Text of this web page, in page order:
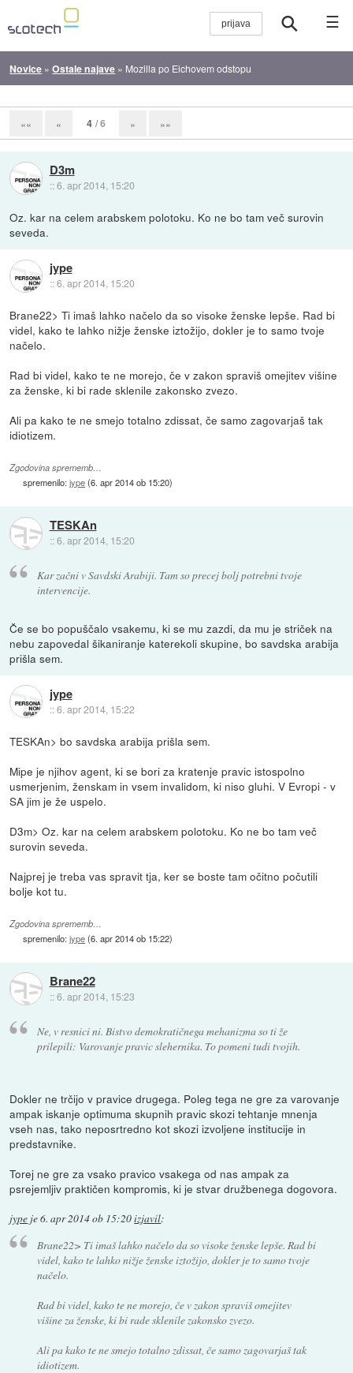
☰
Novice »Ostale najave » Mozilla po Eichovem odstopu
«« « 4 / 6 » »»
D3m
::6. apr 2014, 15:20
Oz. kar na celem arabskem polotoku. Ko ne bo tam več surovin
seveda.
jype
::6. apr 2014, 15:20
Brane22> Ti imaš lahko načelo da so visoke ženske lepše. Rad bi
videl, kako te lahko nižje ženske iztožijo, dokler je to samo tvoje
načelo.
Rad bi videl, kako te ne morejo, če v zakon spraviš omejitev višine
za ženske, ki bi rade sklenile zakonsko zvezo.
Ali pa kako te ne smejo totalno zdissat, če samo zagovarjaš tak
idiotizem.
Zgodovina sprememb…
spremenilo:jype(6. apr 2014 ob 15:20)
TESKAn
::6. apr 2014, 15:20
Kar začni v Savdski Arabiji. Tam so precej bolj potrebni tvoje
intervencije.
Če se bo popuščalo vsakemu, ki se mu zazdi, da mu je striček na
nebu zapovedal šikaniranje katerekoli skupine, bo savdska arabija
prišla sem.
jype
::6. apr 2014, 15:22
TESKAn> bo savdska arabija prišla sem.
Mipe je njihov agent, ki se bori za kratenje pravic istospolno
usmerjenim, ženskam in vsem invalidom, ki niso gluhi. V Evropi - v
SA jim je že uspelo.
D3m> Oz. kar na celem arabskem polotoku. Ko ne bo tam več
surovin seveda.
Najprej je treba vas spravit tja, ker se boste tam očitno počutili
bolje kot tu.
Zgodovina sprememb…
spremenilo:jype(6. apr 2014 ob 15:22)
Brane22
::6. apr 2014, 15:23
Ne, v resnici ni. Bistvo demokratičnega mehanizma so ti že
prilepili: Varovanje pravic slehernika. To pomeni tudi tvojih.
Dokler ne trčijo v pravice drugega. Poleg tega ne gre za varovanje
ampak iskanje optimuma skupnih pravic skozi tehtanje mnenja
vseh nas, tako neposrtredno kot skozi izvoljene institucije in
predstavnike.
Torej ne gre za vsako pravico vsakega od nas ampak za
psrejemljiv praktičen kompromis, ki je stvar družbenega dogovora.
jype je6. apr 2014 ob 15:20izjavil:
Brane22> Ti imaš lahko načelo da so visoke ženske lepše. Rad bi
videl, kako te lahko nižje ženske iztožijo, dokler je to samo tvoje
načelo.
Rad bi videl, kako te ne morejo, če v zakon spraviš omejitev
višine za ženske, ki bi rade sklenile zakonsko zvezo.
Ali pa kako te ne smejo totalno zdissat, če samo zagovarjaš tak
idiotizem.